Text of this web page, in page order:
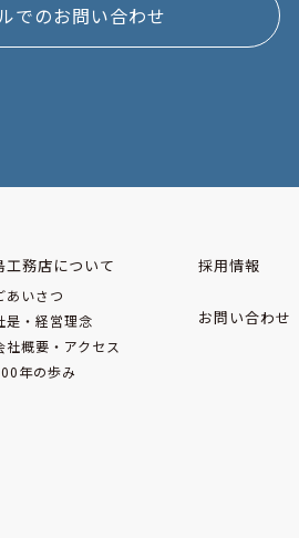
でのお問い合わせ
工務店について
あいさつ
是・経営理念
社概要・アクセス
年の歩み
採用情報
お問い合わせ